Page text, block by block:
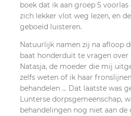
boek dat ik aan groep 5 voorlas
zich lekker vlot weg lezen, en
geboeid luisteren.
Natuurlijk namen zij na afloop
baat honderduit te vragen over
Natasja, de moeder die mij
zelfs weten of ik haar
behandelen … Dat laatste was
Lunterse dorpsgemeenschap,
behandelingen nog niet aan de